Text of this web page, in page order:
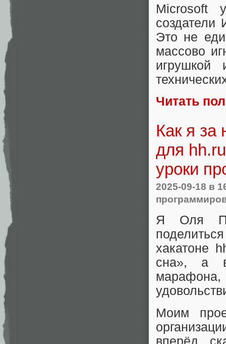
Microsoft
создатели
Это не
массово
Читать
Как я за
для
уроки
2025-09-18 в
Я Оля
хакатоне
сна», а
марафона,
Моим
вперёд,